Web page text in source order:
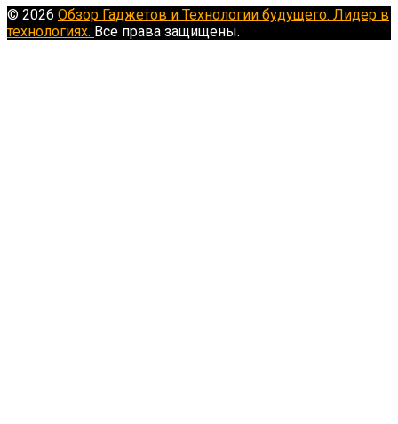
© 2026 Обзор Гаджетов и Технологии будущего. Лидер в
технологиях. Все права защищены.